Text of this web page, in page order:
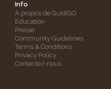
Info
A propos de GuidiGO
Education
Presse
Community Guidelines
Terms & Conditions
Privacy Policy
Contactez-nous